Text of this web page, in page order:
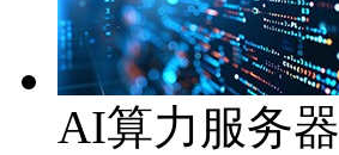
AI算力服务器